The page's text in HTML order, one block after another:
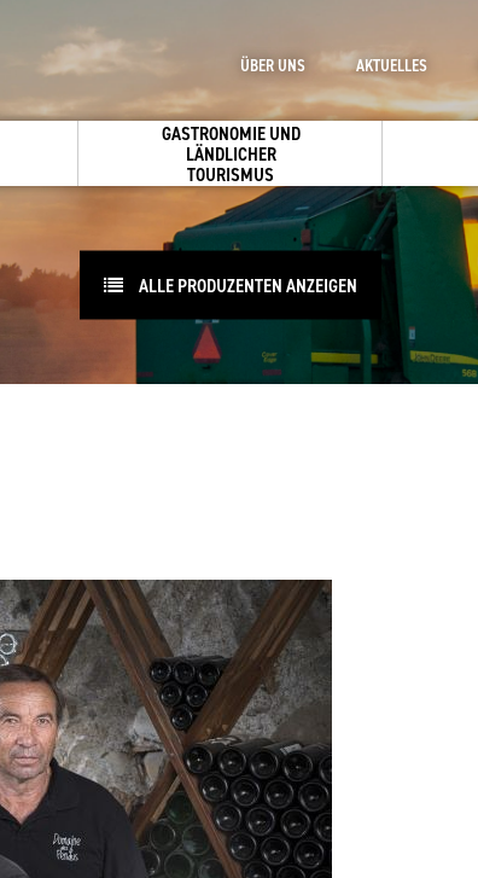
GASTRONOMIE UND
LÄNDLICHER
TOURISMUS
ÜBER UNS AKTUELLES
ALLE PRODUZENTEN ANZEIGEN